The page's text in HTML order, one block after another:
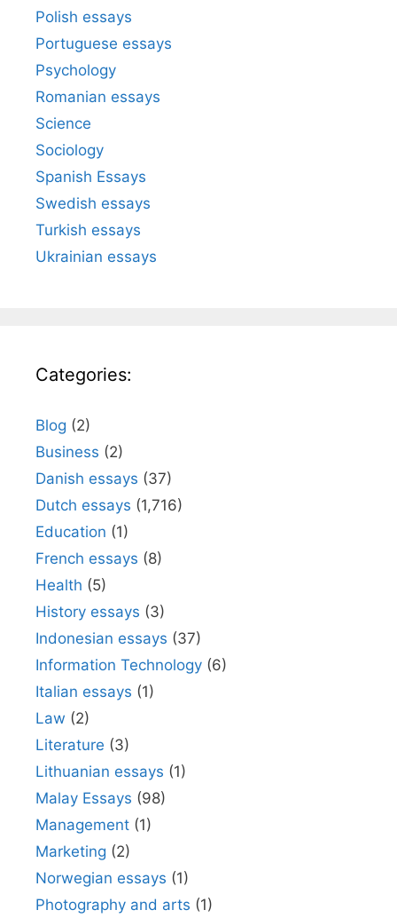
Polish essays
Portuguese essays
Psychology
Romanian essays
Science
Sociology
Spanish Essays
Swedish essays
Turkish essays
Ukrainian essays
Categories:
Blog (2)
Business (2)
Danish essays (37)
Dutch essays (1,716)
Education (1)
French essays (8)
Health (5)
History essays (3)
Indonesian essays (37)
Information Technology (6)
Italian essays (1)
Law (2)
Literature (3)
Lithuanian essays (1)
Malay Essays (98)
Management (1)
Marketing (2)
Norwegian essays (1)
Photography and arts (1)